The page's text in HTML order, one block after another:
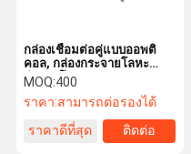
อุปกรณ์เสริมไฟเบอร์ออปติก
ONU OLT
ใบระบุความรู้สึกต่ออุณหภูมิ
กล่องเชื่อมต่อคู่แบบออพติ
คอล, กล่องกระจายโลหะ
สำหรับโมดูลแคบ Orbit
MOQ:400
ราคา:สามารถต่อรองได้
ราคาดีที่สุด
ติดต่อ